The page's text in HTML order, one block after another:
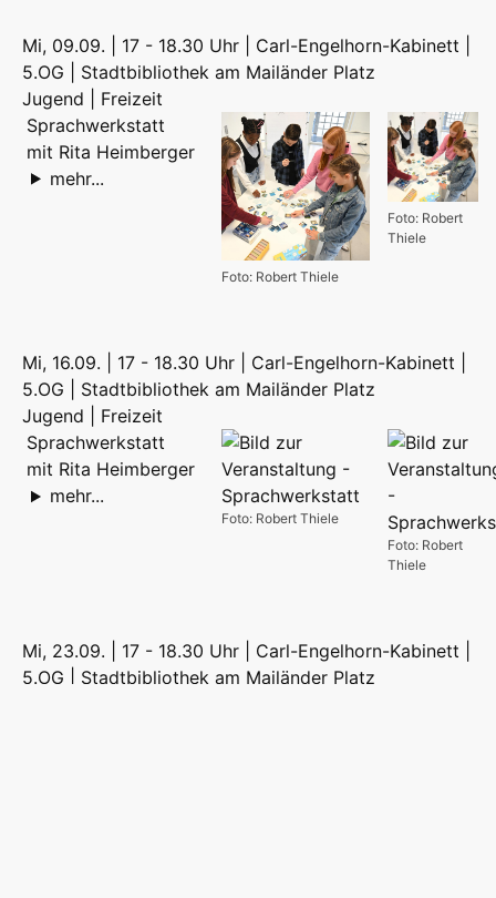
Mi, 09.09. | 17 - 18.30 Uhr | Carl-Engelhorn-Kabinett |
5.OG | Stadtbibliothek am Mailänder Platz
Jugend | Freizeit
Foto: Robert
Thiele
Foto: Robert Thiele
Sprachwerkstatt
mit Rita Heimberger
mehr...
Mi, 16.09. | 17 - 18.30 Uhr | Carl-Engelhorn-Kabinett |
5.OG | Stadtbibliothek am Mailänder Platz
Jugend | Freizeit
Foto: Robert
Thiele
Foto: Robert Thiele
Sprachwerkstatt
mit Rita Heimberger
mehr...
Mi, 23.09. | 17 - 18.30 Uhr | Carl-Engelhorn-Kabinett |
5.OG | Stadtbibliothek am Mailänder Platz